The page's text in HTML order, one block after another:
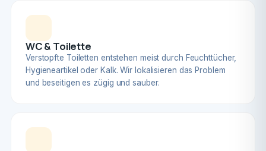
WC & Toilette
Verstopfte Toiletten entstehen meist durch Feuchttücher,
Hygieneartikel oder Kalk. Wir lokalisieren das Problem
und beseitigen es zügig und sauber.